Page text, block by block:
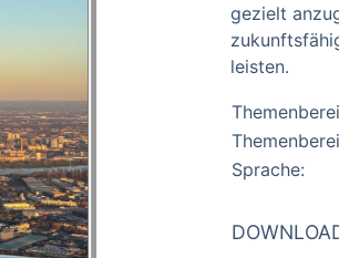
gezielt
leisten.
Sprache: